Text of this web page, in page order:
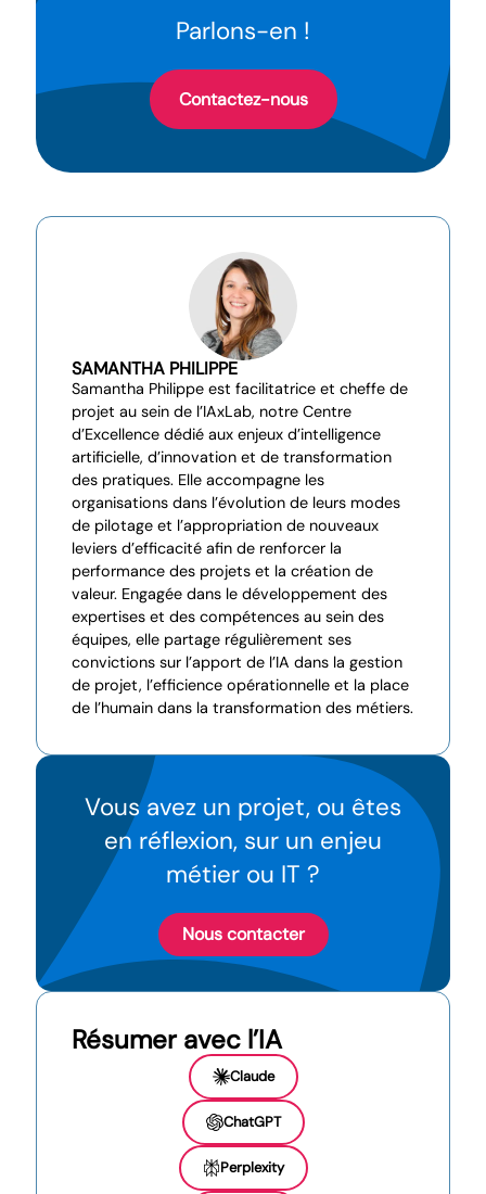
Vous avez un projet, ou êtes
en réflexion, sur un enjeu
métier ou IT ?
Nous contacter
Résumer avec l’IA
Claude
ChatGPT
Perplexity
Parlons-en !
Contactez-nous
SAMANTHA PHILIPPE
Samantha Philippe est facilitatrice et cheffe de
projet au sein de l’IAxLab, notre Centre
d’Excellence dédié aux enjeux d’intelligence
artificielle, d’innovation et de transformation
des pratiques. Elle accompagne les
organisations dans l’évolution de leurs modes
de pilotage et l’appropriation de nouveaux
leviers d’efficacité afin de renforcer la
performance des projets et la création de
valeur. Engagée dans le développement des
expertises et des compétences au sein des
équipes, elle partage régulièrement ses
convictions sur l’apport de l’IA dans la gestion
de projet, l’efficience opérationnelle et la place
de l’humain dans la transformation des métiers.